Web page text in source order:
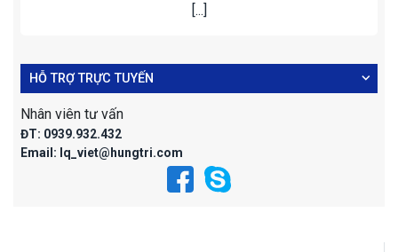
[...]
HỖ TRỢ TRỰC TUYẾN
Nhân viên tư vấn
ĐT: 0939.932.432
Email: lq_viet@hungtri.com